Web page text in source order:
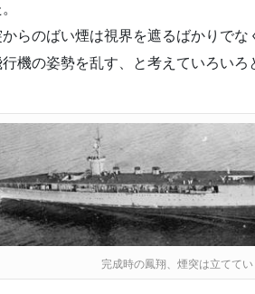
らのばい煙は視界を遮るばかりで
機の姿勢を乱す、と考えていろいろ
完成時の鳳翔、煙突は立ててい